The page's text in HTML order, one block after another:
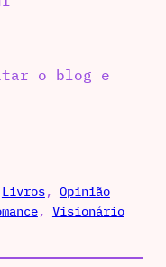
o blog e
Livros, Opinião
, Visionário